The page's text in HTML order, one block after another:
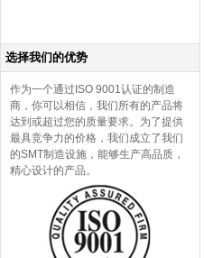
选择我们的优势
作为一个通过ISO 9001认证的制造
商，你可以相信，我们所有的产品将
达到或超过您的质量要求。为了提供
最具竞争力的价格，我们成立了我们
的SMT制造设施，能够生产高品质，
精心设计的产品。